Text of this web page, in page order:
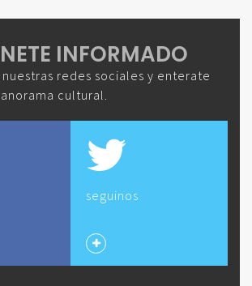
INFORMADO
redes sociales y enterate
cultural.
seguinos